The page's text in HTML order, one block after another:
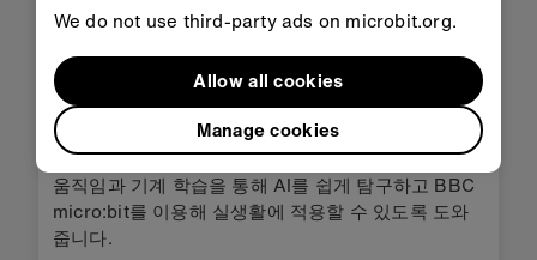
micro:bit CreateAI
micro:bit CreateAI는 무료 웹 기반 도구로, 학생들이
움직임과 기계 학습을 통해 AI를 쉽게 탐구하고 BBC
micro:bit를 이용해 실생활에 적용할 수 있도록 도와
줍니다.
We do not use third-party ads on microbit.org.
Manage cookies
Allow all cookies